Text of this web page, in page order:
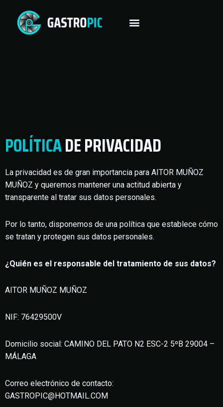
POLÍTICADE PRIVACIDAD
La privacidad es de gran importancia para AITOR MUÑOZ
MUÑOZ y queremos mantener una actitud abierta y
transparente al tratar sus datos personales.
Por lo tanto, disponemos de una política que establece cómo
se tratan y protegen sus datos personales.
¿Quién es el responsable del tratamiento de sus datos?
AITOR MUÑOZ MUÑOZ
NIF: 76429500V
Domicilio social: CAMINO DEL PATO N2 ESC-2 5ºB 29004 –
MÁLAGA
Correo electrónico de contacto:
GASTROPIC@HOTMAIL.COM